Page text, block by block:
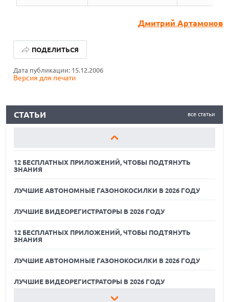
Дмитрий Артамонов
Дата публикации: 15.12.2006
Версия для печати
ПОДЕЛИТЬСЯ
все статьи
СТАТЬИ
12 БЕСПЛАТНЫХ ПРИЛОЖЕНИЙ, ЧТОБЫ ПОДТЯНУТЬ
ЛУЧШИЕ АВТОНОМНЫЕ ГАЗОНОКОСИЛКИ В 2026 ГОДУ
ЛУЧШИЕ ВИДЕОРЕГИСТРАТОРЫ В 2026 ГОДУ
ЛУЧШИЕ ВИДЕОРЕГИСТРАТОРЫ В 2026 ГОДУ
12 БЕСПЛАТНЫХ ПРИЛОЖЕНИЙ, ЧТОБЫ ПОДТЯНУТЬ
ЗНАНИЯ
ЛУЧШИЕ АВТОНОМНЫЕ ГАЗОНОКОСИЛКИ В 2026 ГОДУ
ЛУЧШИЕ ВИДЕОРЕГИСТРАТОРЫ В 2026 ГОДУ
12 БЕСПЛАТНЫХ ПРИЛОЖЕНИЙ, ЧТОБЫ ПОДТЯНУТЬ
ЗНАНИЯ
ЛУЧШИЕ АВТОНОМНЫЕ ГАЗОНОКОСИЛКИ В 2026 ГОДУ
ЛУЧШИЕ ВИДЕОРЕГИСТРАТОРЫ В 2026 ГОДУ
09.08.2026